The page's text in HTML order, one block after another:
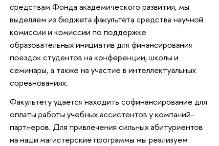
средствам Фонда академического развития, мы
выделяем из бюджета факультета средства научной
комиссии и комиссии по поддержке
образовательных инициатив для финансирования
поездок студентов на конференции, школы и
семинары, а также на участие в интеллектуальных
соревнованиях.
Факультету удается находить софинансирование для
оплаты работы учебных ассистентов у компаний-
партнеров. Для привлечения сильных абитуриентов
на наши магистерские программы мы реализуем